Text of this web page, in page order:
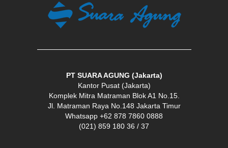
PT SUARA AGUNG (Jakarta)
Kantor Pusat (Jakarta)
Komplek Mitra Matraman Blok A1 No.15.
Jl. Matraman Raya No.148 Jakarta Timur
Whatsapp +62 878 7860 0888
(021) 859 180 36 / 37